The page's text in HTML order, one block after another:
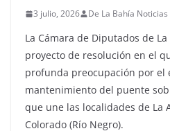
3 julio, 2026 De La Bahía Noticias
La Cámara de Diputados de
proyecto de resolución en el
profunda preocupación por el
mantenimiento del puente
que une las localidades de La
Colorado (Río Negro).